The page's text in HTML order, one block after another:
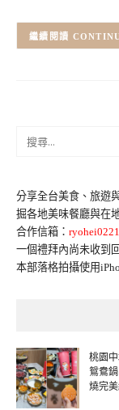
鍵
字:
分享全台美食、旅遊
掘各地美味餐廳與在
合作信箱：
一個禮拜內尚未收到
本部落格拍攝使用
桃園
鴛鴦
燒完